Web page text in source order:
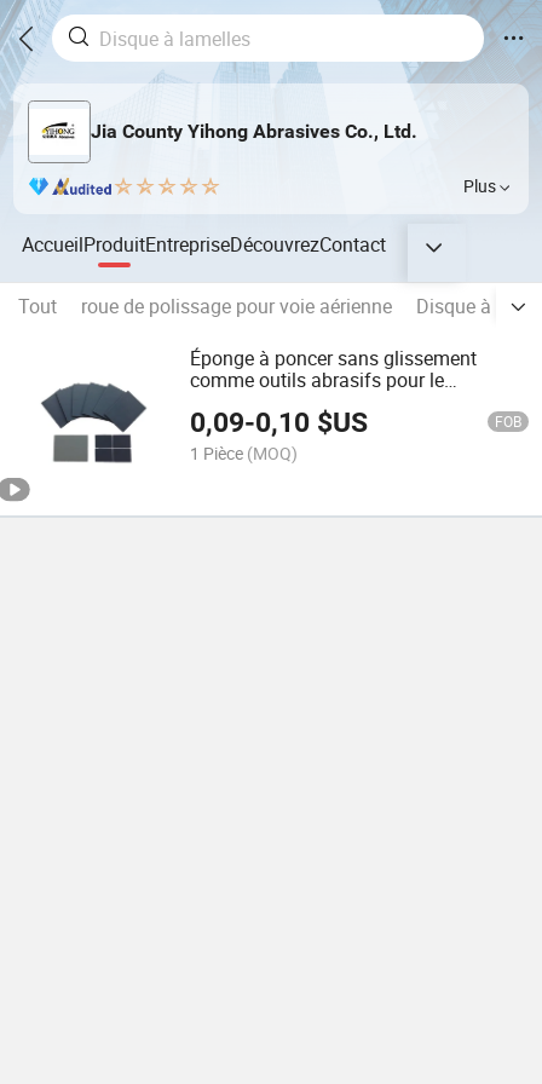
Jia County Yihong Abrasives Co., Ltd.
Plus
AccueilProduitEntrepriseDécouvrezContact
Tout roue de polissage pour voie aérienne
Disque à
Éponge à poncer sans glissement
comme outils abrasifs pour le
0,09-0,10 $US FOB
1 Pièce (MOQ)